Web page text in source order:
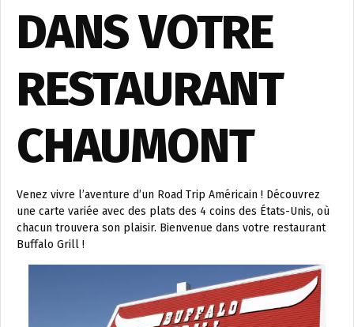
DANS VOTRE
RESTAURANT
CHAUMONT
Venez vivre l’aventure d’un Road Trip Américain ! Découvrez
une carte variée avec des plats des 4 coins des États-Unis, où
chacun trouvera son plaisir. Bienvenue dans votre restaurant
Buffalo Grill !